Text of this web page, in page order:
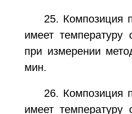
25. Композиция
имеет
при измерении
мин.
26. Композиция
имеет